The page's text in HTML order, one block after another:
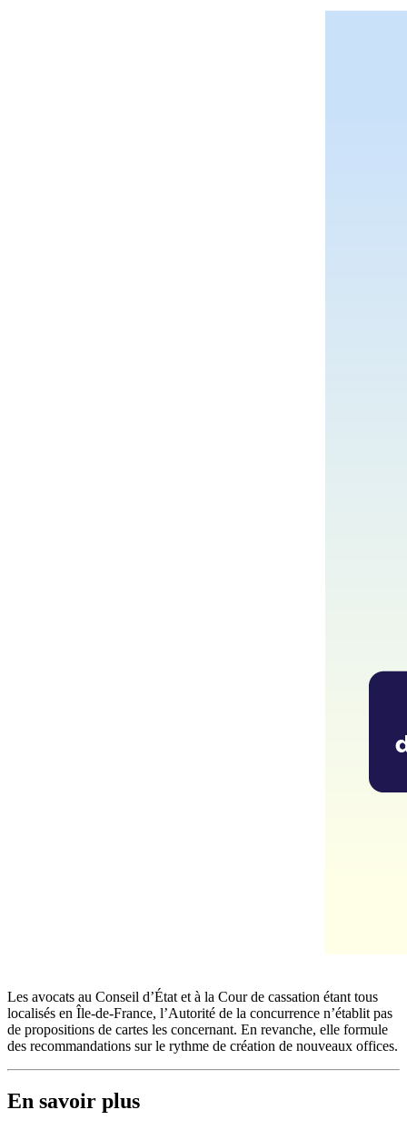
Les avocats au Conseil d’État et à la Cour de cassation étant tous
localisés en Île-de-France, l’Autorité de la concurrence n’établit pas
de propositions de cartes les concernant. En revanche, elle formule
des recommandations sur le rythme de création de nouveaux offices.
En savoir plus